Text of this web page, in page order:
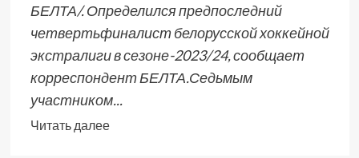
БЕЛТА/. Определился предпоследний
четвертьфиналист белорусской хоккейной
экстралиги в сезоне-2023/24, сообщает
корреспондент БЕЛТА.Седьмым
участником...
Читать далее